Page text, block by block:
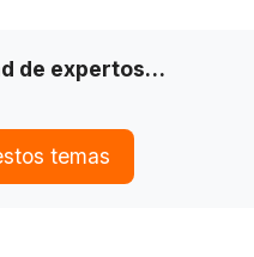
de expertos…
temas